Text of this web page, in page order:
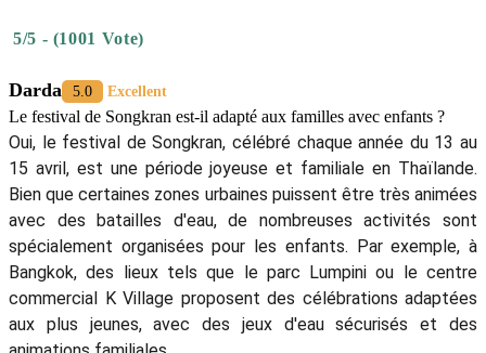
5/5 - (1001 Vote)
Darda 5.0 Excellent
Le festival de Songkran est-il adapté aux familles avec enfants ?
Oui, le festival de Songkran, célébré chaque année du 13 au
15 avril, est une période joyeuse et familiale en Thaïlande.
Bien que certaines zones urbaines puissent être très animées
avec des batailles d'eau, de nombreuses activités sont
spécialement organisées pour les enfants. Par exemple, à
Bangkok, des lieux tels que le parc Lumpini ou le centre
commercial K Village proposent des célébrations adaptées
aux plus jeunes, avec des jeux d'eau sécurisés et des